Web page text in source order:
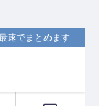
速でまとめます